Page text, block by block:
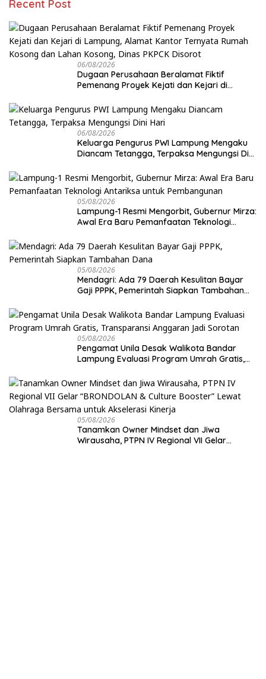
Recent Post
06/08/2026
Dugaan Perusahaan Beralamat Fiktif
Pemenang Proyek Kejati dan Kejari di
Kosong dan Lahan Kosong, Dinas PKPCK
Disorot
06/08/2026
Keluarga Pengurus PWI Lampung Mengaku
Diancam Tetangga, Terpaksa Mengungsi Dini
05/08/2026
Lampung-1 Resmi Mengorbit, Gubernur Mirza:
Awal Era Baru Pemanfaatan Teknologi
05/08/2026
Mendagri: Ada 79 Daerah Kesulitan Bayar
Gaji PPPK, Pemerintah Siapkan Tambahan
05/08/2026
Pengamat Unila Desak Walikota Bandar
Lampung Evaluasi Program Umrah Gratis,
05/08/2026
Tanamkan Owner Mindset dan Jiwa
Wirausaha, PTPN IV Regional VII Gelar